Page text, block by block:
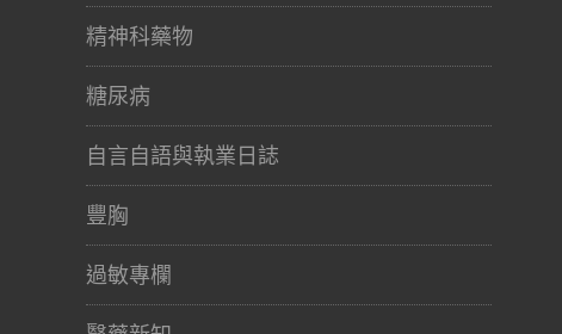
精神科藥物
糖尿病
自言自語與執業日誌
豐胸
過敏專欄